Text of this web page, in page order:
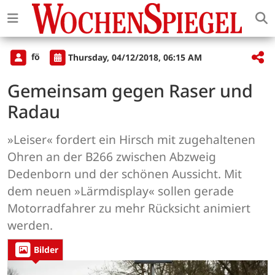
fö Thursday, 04/12/2018, 06:15 AM
Gemeinsam gegen Raser und
Radau
»Leiser« fordert ein Hirsch mit zugehaltenen
Ohren an der B266 zwischen Abzweig
Dedenborn und der schönen Aussicht. Mit
dem neuen »Lärmdisplay« sollen gerade
Motorradfahrer zu mehr Rücksicht animiert
werden.
Bilder